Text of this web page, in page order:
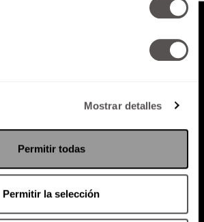
Mostrar detalles
Permitir todas
Permitir la selección
Política de Privacidad
RADIO MARTHA EVENTOS
SACA TU ID